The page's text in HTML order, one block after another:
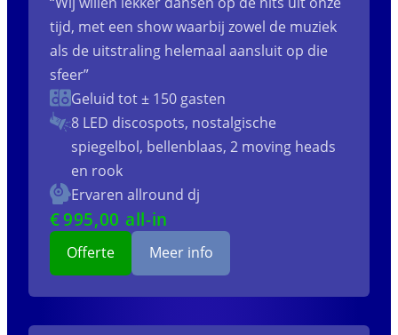
tijd, met een show waarbij zowel de muziek
als de uitstraling helemaal aansluit op die
sfeer”
Geluid tot ± 150 gasten
8 LED discospots, nostalgische
spiegelbol, bellenblaas, 2 moving heads
en rook
Ervaren allround dj
€995,00 all-in
Offerte Meer info